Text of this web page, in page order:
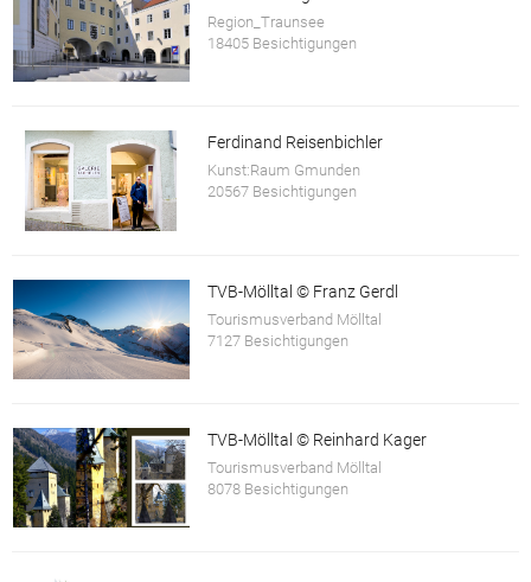
Region_Traunsee
18405 Besichtigungen
Ferdinand Reisenbichler
Kunst:Raum Gmunden
20567 Besichtigungen
TVB-Mölltal © Franz Gerdl
Tourismusverband Mölltal
7127 Besichtigungen
TVB-Mölltal © Reinhard Kager
Tourismusverband Mölltal
8078 Besichtigungen